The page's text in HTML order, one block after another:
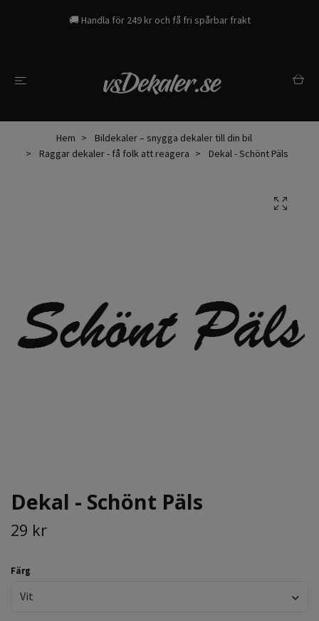
🚚 Handla för 249 kr och få fri spårbar frakt
Hem
Bildekaler – snygga dekaler till din bil
Raggar dekaler - få folk att reagera
Dekal - Schönt Päls
Dekal - Schönt Päls
29 kr
Färg
Vit